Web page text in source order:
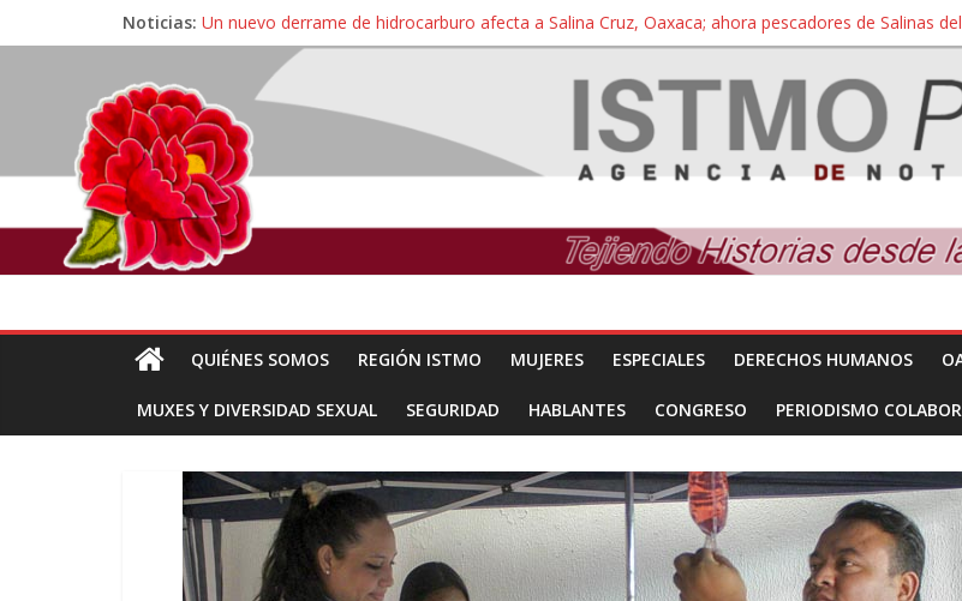
Noticias: Un nuevo derrame de hidrocarburo afecta a Salina Cruz, Oaxaca; ahora pescadores de Salinas
Ángel, el joven autista expulsado por la Universidad Bienestar de Ixtepec, Oaxaca vuelve a las
Familiares de periodista Alejandro Leyva se reúnen con titular de la SEGOB y exigen detener a
Alertan pescadores de Juchitán, Oaxaca de nuevo despojo de su territorio para construir un
Pescadores y comuneros ikoots detienen la extracción ilegal de material pétreo de gravera
QUIÉNES SOMOS REGIÓN ISTMO MUJERES ESPECIALES DERECHOS HUMANOS
MUXES Y DIVERSIDAD SEXUAL SEGURIDAD HABLANTES CONGRESO PERIODISMO